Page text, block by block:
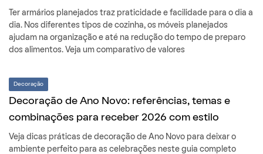
Ter armários planejados traz praticidade e facilidade para o dia a
dia. Nos diferentes tipos de cozinha, os móveis planejados
ajudam na organização e até na redução do tempo de preparo
dos alimentos. Veja um comparativo de valores
Decoração
Decoração de Ano Novo: referências, temas e
combinações para receber 2026 com estilo
Veja dicas práticas de decoração de Ano Novo para deixar o
ambiente perfeito para as celebrações neste guia completo